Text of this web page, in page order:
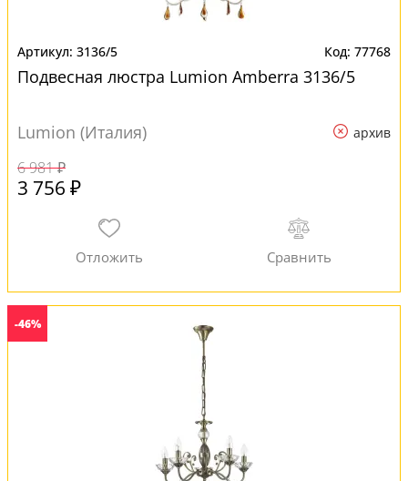
3136/5 77768
Подвесная люстра Lumion Amberra 3136/5
Lumion (Италия) архив
6 981 ₽
3 756 ₽
-46%